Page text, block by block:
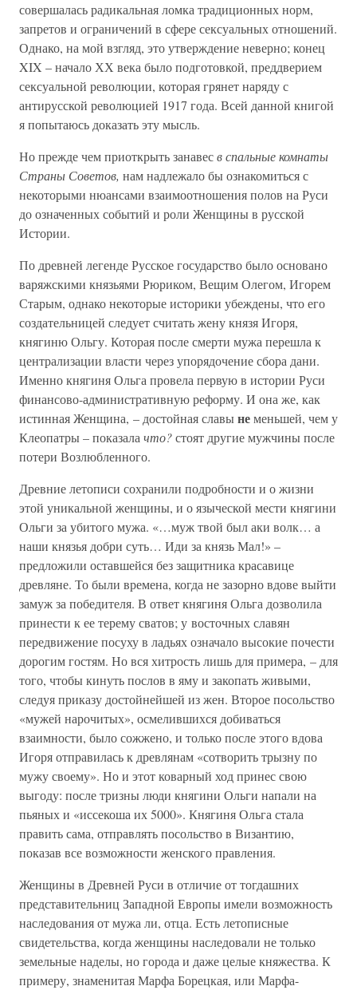
совершалась радикальная ломка традиционных норм,
запретов и ограничений в сфере сексуальных отношений.
Однако, на мой взгляд, это утверждение неверно; конец
XIX – начало ХХ века было подготовкой, преддверием
сексуальной революции, которая грянет наряду с
антирусской революцией 1917 года. Всей данной книгой
я попытаюсь доказать эту мысль.
Но прежде чем приоткрыть занавесв спальные комнаты
Страны Советов, нам надлежало бы ознакомиться с
некоторыми нюансами взаимоотношения полов на Руси
до означенных событий и роли Женщины в русской
Истории.
По древней легенде Русское государство было основано
варяжскими князьями Рюриком, Вещим Олегом, Игорем
Старым, однако некоторые историки убеждены, что его
создательницей следует считать жену князя Игоря,
княгиню Ольгу. Которая после смерти мужа перешла к
централизации власти через упорядочение сбора дани.
Именно княгиня Ольга провела первую в истории Руси
финансово-административную реформу. И она же, как
истинная Женщина, – достойная славынеменьшей, чем у
Клеопатры – показала что?стоят другие мужчины после
потери Возлюбленного.
Древние летописи сохранили подробности и о жизни
этой уникальной женщины, и о языческой мести княгини
Ольги за убитого мужа. «…муж твой был аки волк… а
наши князья добри суть… Иди за князь Мал!» –
предложили оставшейся без защитника красавице
древляне. То были времена, когда не зазорно вдове выйти
замуж за победителя. В ответ княгиня Ольга дозволила
принести к ее терему сватов; у восточных славян
передвижение посуху в ладьях означало высокие почести
дорогим гостям. Но вся хитрость лишь для примера, – для
того, чтобы кинуть послов в яму и закопать живыми,
следуя приказу достойнейшей из жен. Второе посольство
«мужей нарочитых», осмелившихся добиваться
взаимности, было сожжено, и только после этого вдова
Игоря отправилась к древлянам «сотворить трызну по
мужу своему». Но и этот коварный ход принес свою
выгоду: после тризны люди княгини Ольги напали на
пьяных и «иссекоша их 5000». Княгиня Ольга стала
править сама, отправлять посольство в Византию,
показав все возможности женского правления.
Женщины в Древней Руси в отличие от тогдашних
представительниц Западной Европы имели возможность
наследования от мужа ли, отца. Есть летописные
свидетельства, когда женщины наследовали не только
земельные наделы, но города и даже целые княжества. К
примеру, знаменитая Марфа Борецкая, или Марфа-